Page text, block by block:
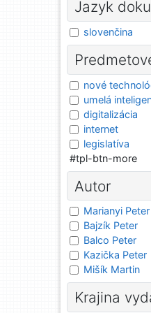
Jazyk
slovenčina
nové
umelá
digitalizácia
internet
legislatíva
#tpl-btn-more
Autor
Marianyi Peter
Bajzík Peter
Balco Peter
Kazička Peter
Mišík Martin
Krajina